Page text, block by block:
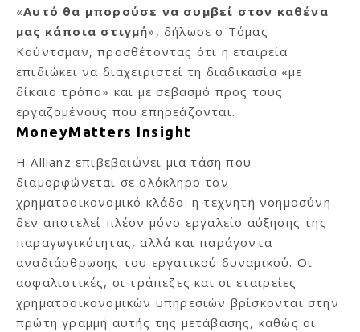
«Αυτό θα μπορούσε να συμβεί στον καθένα
μας κάποια στιγμή», δήλωσε ο Τόμας
Κούντσμαν, προσθέτοντας ότι η εταιρεία
επιδιώκει να διαχειριστεί τη διαδικασία «με
δίκαιο τρόπο» και με σεβασμό προς τους
εργαζομένους που επηρεάζονται.
MoneyMatters Insight
Η Allianz επιβεβαιώνει μια τάση που
διαμορφώνεται σε ολόκληρο τον
χρηματοοικονομικό κλάδο: η τεχνητή νοημοσύνη
δεν αποτελεί πλέον μόνο εργαλείο αύξησης της
παραγωγικότητας, αλλά και παράγοντα
αναδιάρθρωσης του εργατικού δυναμικού. Οι
ασφαλιστικές, οι τράπεζες και οι εταιρείες
χρηματοοικονομικών υπηρεσιών βρίσκονται στην
πρώτη γραμμή αυτής της μετάβασης, καθώς οι